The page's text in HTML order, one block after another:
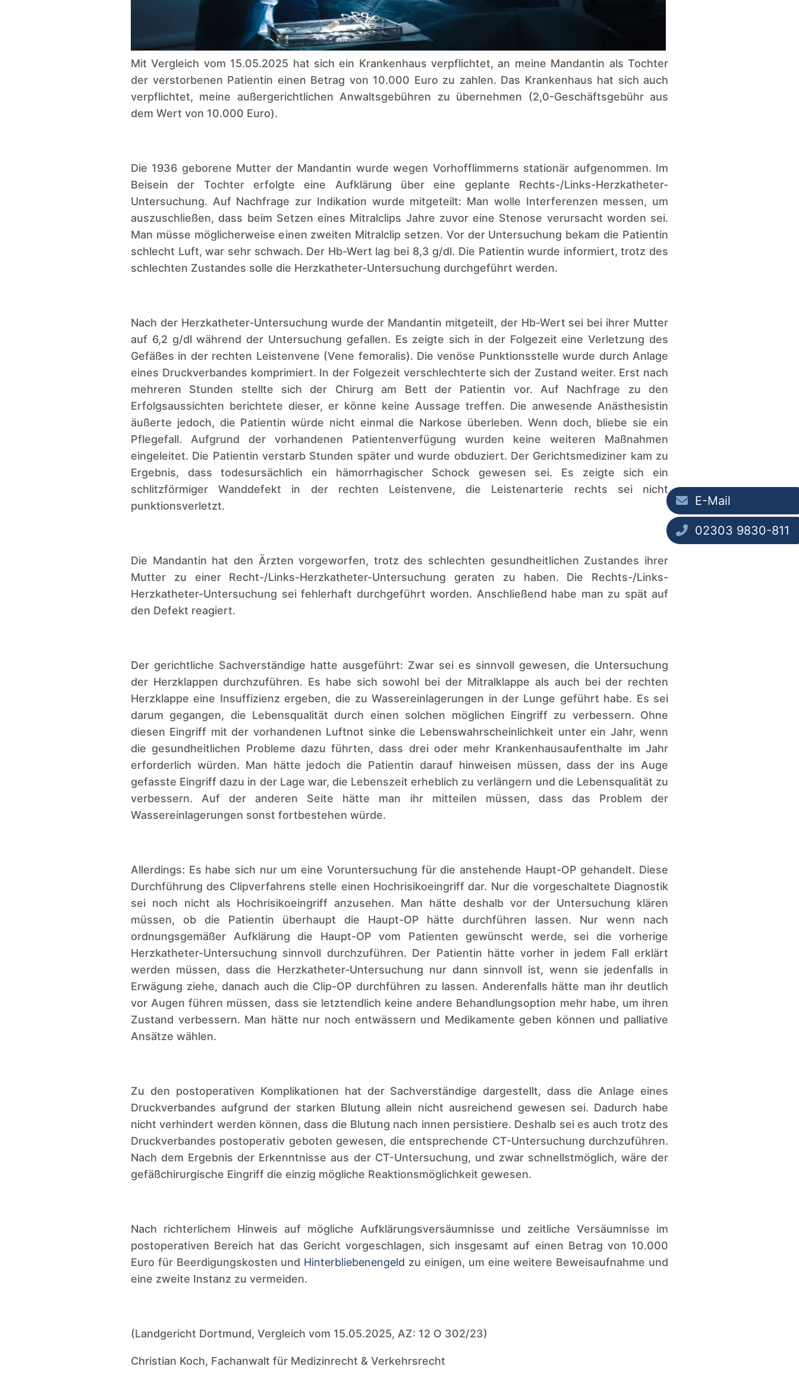
E-Mail
02303 9830-811
Mit Vergleich vom 15.05.2025 hat sich ein Krankenhaus verpflichtet, an meine Mandantin als Tochter
der verstorbenen Patientin einen Betrag von 10.000 Euro zu zahlen. Das Krankenhaus hat sich auch
verpflichtet, meine außergerichtlichen Anwaltsgebühren zu übernehmen (2,0-Geschäftsgebühr aus
dem Wert von 10.000 Euro).
Die 1936 geborene Mutter der Mandantin wurde wegen Vorhofflimmerns stationär aufgenommen. Im
Beisein der Tochter erfolgte eine Aufklärung über eine geplante Rechts-/Links-Herzkatheter-
Untersuchung. Auf Nachfrage zur Indikation wurde mitgeteilt: Man wolle Interferenzen messen, um
auszuschließen, dass beim Setzen eines Mitralclips Jahre zuvor eine Stenose verursacht worden sei.
Man müsse möglicherweise einen zweiten Mitralclip setzen. Vor der Untersuchung bekam die Patientin
schlecht Luft, war sehr schwach. Der Hb-Wert lag bei 8,3 g/dl. Die Patientin wurde informiert, trotz des
schlechten Zustandes solle die Herzkatheter-Untersuchung durchgeführt werden.
Nach der Herzkatheter-Untersuchung wurde der Mandantin mitgeteilt, der Hb-Wert sei bei ihrer Mutter
auf 6,2 g/dl während der Untersuchung gefallen. Es zeigte sich in der Folgezeit eine Verletzung des
Gefäßes in der rechten Leistenvene (Vene femoralis). Die venöse Punktionsstelle wurde durch Anlage
eines Druckverbandes komprimiert. In der Folgezeit verschlechterte sich der Zustand weiter. Erst nach
mehreren Stunden stellte sich der Chirurg am Bett der Patientin vor. Auf Nachfrage zu den
Erfolgsaussichten berichtete dieser, er könne keine Aussage treffen. Die anwesende Anästhesistin
äußerte jedoch, die Patientin würde nicht einmal die Narkose überleben. Wenn doch, bliebe sie ein
Pflegefall. Aufgrund der vorhandenen Patientenverfügung wurden keine weiteren Maßnahmen
eingeleitet. Die Patientin verstarb Stunden später und wurde obduziert. Der Gerichtsmediziner kam zu
Ergebnis, dass todesursächlich ein hämorrhagischer Schock gewesen sei. Es zeigte sich ein
schlitzförmiger Wanddefekt in der rechten Leistenvene, die Leistenarterie rechts sei nicht
punktionsverletzt.
Die Mandantin hat den Ärzten vorgeworfen, trotz des schlechten gesundheitlichen Zustandes ihrer
Mutter zu einer Recht-/Links-Herzkatheter-Untersuchung geraten zu haben. Die Rechts-/Links-
Herzkatheter-Untersuchung sei fehlerhaft durchgeführt worden. Anschließend habe man zu spät auf
den Defekt reagiert.
Der gerichtliche Sachverständige hatte ausgeführt: Zwar sei es sinnvoll gewesen, die Untersuchung
der Herzklappen durchzuführen. Es habe sich sowohl bei der Mitralklappe als auch bei der rechten
Herzklappe eine Insuffizienz ergeben, die zu Wassereinlagerungen in der Lunge geführt habe. Es sei
darum gegangen, die Lebensqualität durch einen solchen möglichen Eingriff zu verbessern. Ohne
diesen Eingriff mit der vorhandenen Luftnot sinke die Lebenswahrscheinlichkeit unter ein Jahr, wenn
die gesundheitlichen Probleme dazu führten, dass drei oder mehr Krankenhausaufenthalte im Jahr
erforderlich würden. Man hätte jedoch die Patientin darauf hinweisen müssen, dass der ins Auge
gefasste Eingriff dazu in der Lage war, die Lebenszeit erheblich zu verlängern und die Lebensqualität zu
verbessern. Auf der anderen Seite hätte man ihr mitteilen müssen, dass das Problem der
Wassereinlagerungen sonst fortbestehen würde.
Allerdings: Es habe sich nur um eine Voruntersuchung für die anstehende Haupt-OP gehandelt. Diese
Durchführung des Clipverfahrens stelle einen Hochrisikoeingriff dar. Nur die vorgeschaltete Diagnostik
sei noch nicht als Hochrisikoeingriff anzusehen. Man hätte deshalb vor der Untersuchung klären
müssen, ob die Patientin überhaupt die Haupt-OP hätte durchführen lassen. Nur wenn nach
ordnungsgemäßer Aufklärung die Haupt-OP vom Patienten gewünscht werde, sei die vorherige
Herzkatheter-Untersuchung sinnvoll durchzuführen. Der Patientin hätte vorher in jedem Fall erklärt
werden müssen, dass die Herzkatheter-Untersuchung nur dann sinnvoll ist, wenn sie jedenfalls in
Erwägung ziehe, danach auch die Clip-OP durchführen zu lassen. Anderenfalls hätte man ihr deutlich
vor Augen führen müssen, dass sie letztendlich keine andere Behandlungsoption mehr habe, um ihren
Zustand verbessern. Man hätte nur noch entwässern und Medikamente geben können und palliative
Ansätze wählen.
Zu den postoperativen Komplikationen hat der Sachverständige dargestellt, dass die Anlage eines
Druckverbandes aufgrund der starken Blutung allein nicht ausreichend gewesen sei. Dadurch habe
nicht verhindert werden können, dass die Blutung nach innen persistiere. Deshalb sei es auch trotz des
Druckverbandes postoperativ geboten gewesen, die entsprechende CT-Untersuchung durchzuführen.
Nach dem Ergebnis der Erkenntnisse aus der CT-Untersuchung, und zwar schnellstmöglich, wäre der
gefäßchirurgische Eingriff die einzig mögliche Reaktionsmöglichkeit gewesen.
Nach richterlichem Hinweis auf mögliche Aufklärungsversäumnisse und zeitliche Versäumnisse im
postoperativen Bereich hat das Gericht vorgeschlagen, sich insgesamt auf einen Betrag von 10.000
Euro für Beerdigungskosten und Hinterbliebenengeld zu einigen, um eine weitere Beweisaufnahme und
eine zweite Instanz zu vermeiden.
(Landgericht Dortmund, Vergleich vom 15.05.2025, AZ: 12 O 302/23)
Christian Koch, Fachanwalt für Medizinrecht & Verkehrsrecht